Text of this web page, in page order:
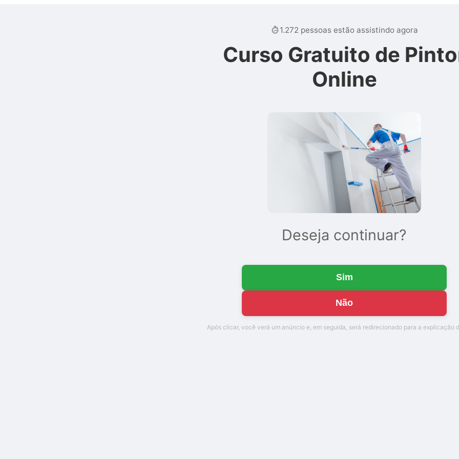
1.272 pessoas estão assistindo agora
Curso Gratuito de
Online
Deseja continuar?
Sim
Não
Após clicar, você verá um anúncio e, em seguida, será redirecionado para a explicação